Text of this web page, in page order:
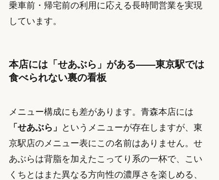
乗車前・帰宅前の利用に応える長時間営業を実現
しています。
本店には「せあぶら」がある——東京駅では
食べられない裏の看板
メニュー構成にも差があります。青森本店には
「せあぶら」
というメニューが存在しますが、東
京駅店のメニュー表にこの名前はありません。せ
あぶらは背脂を加えたこってり系の一杯で、こい
くちとはまた異なる方向性の濃厚さを楽しめる、